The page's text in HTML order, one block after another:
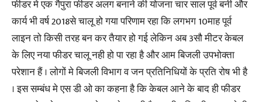
फीडर मे एक गैपुरा फीडर अलग बनाने की योजना चार साल पूर्व बनी और
कार्य भी वर्ष 2018से चालू हो गया परिणाम रहा कि लगभग 10माह पूर्व
लाइन तो किसी तरह बन कर तैयार हो गई लेकिन अब 3सौ मीटर केबल
के लिए नया फीडर चालू नही हो पा रहा है और आम बिजली उपभोक्ता
परेशान हैं । लोगों मे बिजली विभाग व जन प्रतिनिधियों के प्रति रोष भी है
। इस सम्बंध मे एस डी ओ का कहना है कि केबल आने के बाद ही फीडर